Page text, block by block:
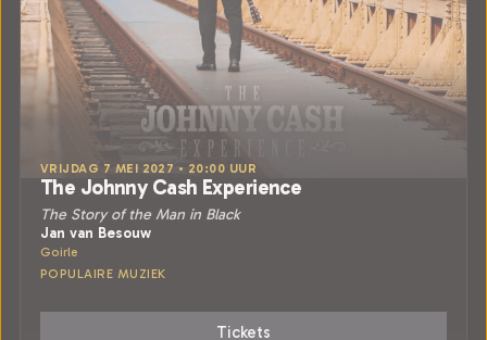
VRIJDAG 7 MEI 2027 • 20:00 UUR
The Johnny Cash Experience
The Story of the Man in Black
Jan van Besouw
Goirle
POPULAIRE MUZIEK
Tickets